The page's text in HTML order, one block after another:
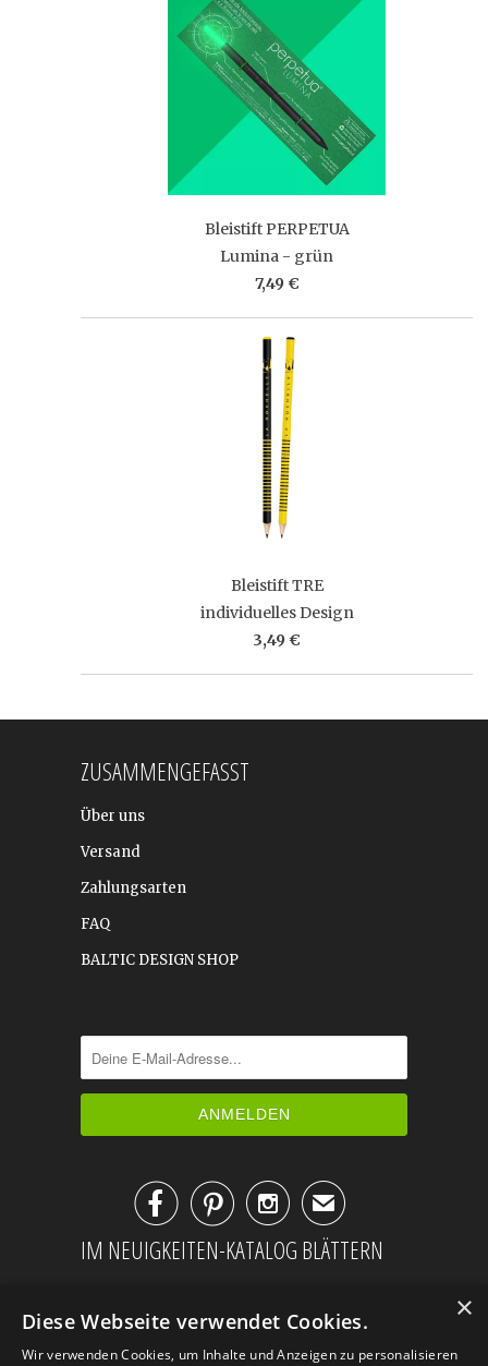
Bleistift PERPETUA
Lumina - grün
7,49 €
Bleistift TRE
individuelles Design
3,49 €
ZUSAMMENGEFASST
Über uns
Versand
Zahlungsarten
FAQ
BALTIC DESIGN SHOP
✉
IM NEUIGKEITEN-KATALOG BLÄTTERN
×
Diese Webseite verwendet Cookies.
Wir verwenden Cookies, um Inhalte und Anzeigen zu personalisieren